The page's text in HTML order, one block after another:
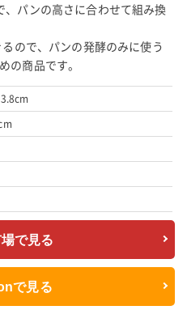
パンの高さに合わせて組み換
ので、パンの発酵のみに使う
の商品です。
で見る
で見る